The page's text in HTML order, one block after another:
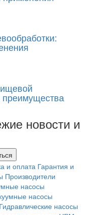
новости и
и оплата Гарантия и
Производители
насосы
насосы
Гидравлические насосы